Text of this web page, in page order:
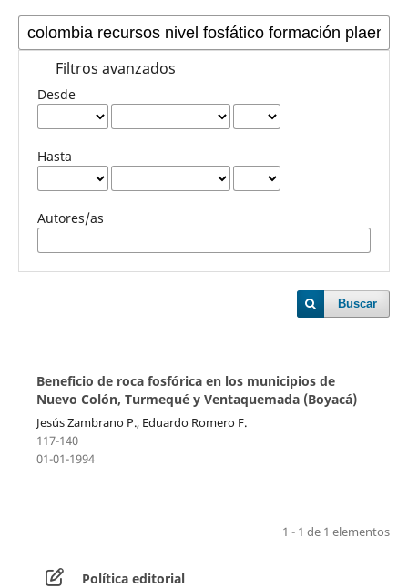
Filtros avanzados
Desde
Hasta
Autores/as
Buscar
Beneficio de roca fosfórica en los municipios de
Nuevo Colón, Turmequé y Ventaquemada (Boyacá)
Jesús Zambrano P., Eduardo Romero F.
117-140
01-01-1994
1 - 1 de 1 elementos
Política editorial